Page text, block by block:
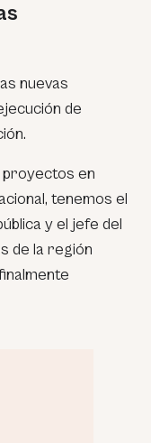
nuevas
de
proyectos en
tenemos el
y el jefe del
de la región